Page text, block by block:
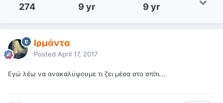
274 9 yr 9 yr
Ιρμάντα
Posted April 17, 2017
Εγώ λέω να ανακαλύψουμε τι ζει μέσα στο σπίτι....